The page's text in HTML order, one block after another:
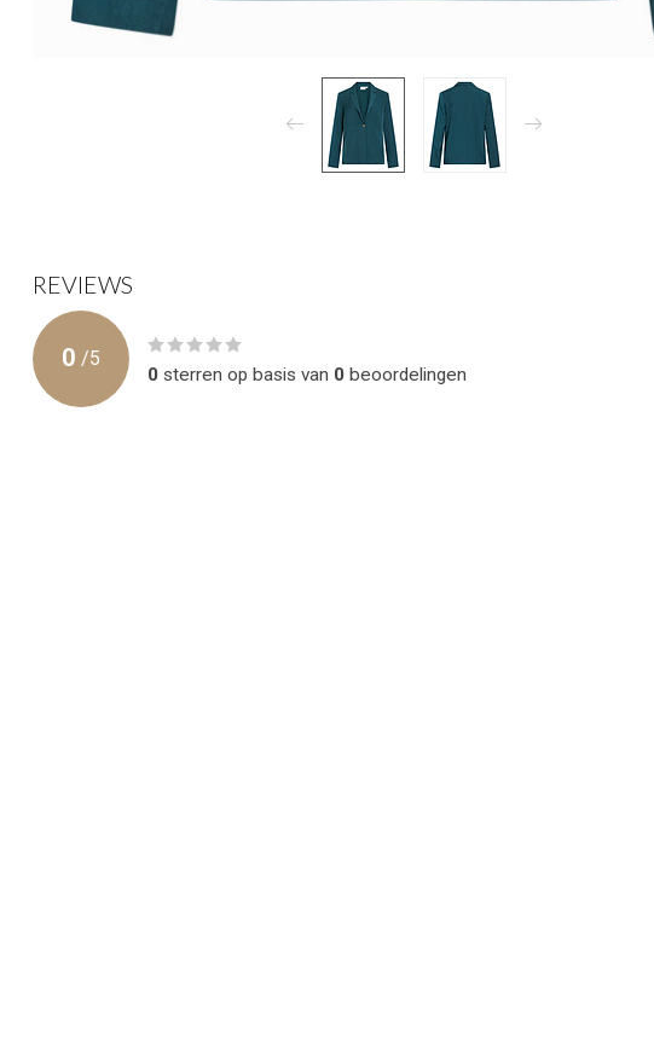
REVIEWS
0 /5
0 sterren op basis van 0 beoordelingen